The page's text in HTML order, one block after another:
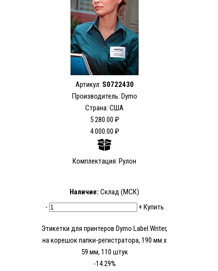
Артикул: S0722430
Производитель: Dymo
Страна: США
5 280.00 ₽
4 000.00 ₽
Комплектация: Рулон
Наличие: Склад (МСК)
-
+Купить
Этикетки для принтеров Dymo Label Writer,
на корешок папки-регистратора, 190 мм x
59 мм, 110 штук
-14.29%